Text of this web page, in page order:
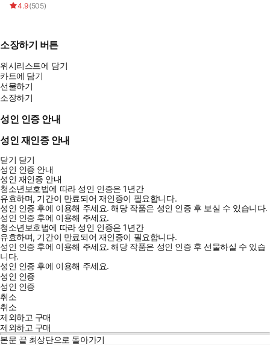
4.9(505)
소장하기 버튼
위시리스트에 담기
카트에 담기
선물하기
소장하기
성인 인증 안내
성인 재인증 안내
닫기 닫기
성인 인증 안내
성인 재인증 안내
청소년보호법에 따라 성인 인증은 1년간
유효하며, 기간이 만료되어 재인증이 필요합니다.
성인 인증 후에 이용해 주세요.해당 작품은 성인 인증 후 보실 수 있습니다.
성인 인증 후에 이용해 주세요.
청소년보호법에 따라 성인 인증은 1년간
유효하며, 기간이 만료되어 재인증이 필요합니다.
성인 인증 후에 이용해 주세요.해당 작품은 성인 인증 후 선물하실 수 있습
니다.
성인 인증 후에 이용해 주세요.
성인 인증
성인 인증
취소
취소
제외하고 구매
제외하고 구매
본문 끝 최상단으로 돌아가기